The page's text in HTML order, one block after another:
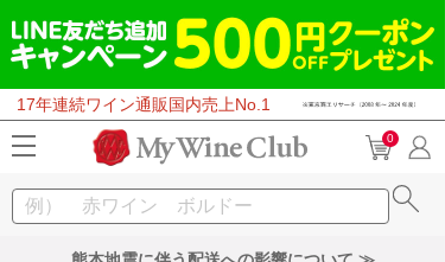
17年連続ワイン通販国内売上No.1
0